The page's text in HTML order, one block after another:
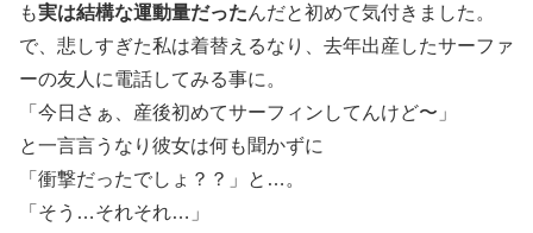
も実は結構な運動量だったんだと初めて気付きました。
で、悲しすぎた私は着替えるなり、去年出産したサーファ
ーの友人に電話してみる事に。
「今日さぁ、産後初めてサーフィンしてんけど〜」
と一言言うなり彼女は何も聞かずに
「衝撃だったでしょ？？」と…。
「そう…それそれ…」